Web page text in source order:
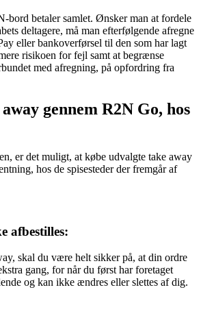
bord betaler samlet. Ønsker man at fordele
deltagere, må man efterfølgende afregne
eller bankoverførsel til den som har lagt
risikoen for fejl samt at begrænse
med afregning, på opfordring fra
gennem R2N Go, hos
er det muligt, at købe udvalgte take away
hos de spisesteder der fremgår af
afbestilles:
skal du være helt sikker på, at din ordre
gang, for når du først har foretaget
og kan ikke ændres eller slettes af dig.